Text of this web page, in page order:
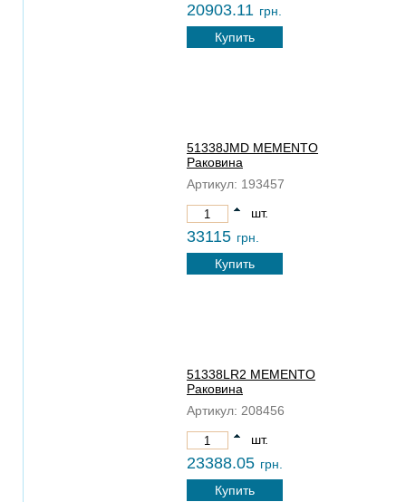
20903.11 грн.
Купить
51338JMD MEMENTO
Раковина
Артикул: 193457
шт.
33115 грн.
Купить
51338LR2 MEMENTO
Раковина
Артикул: 208456
шт.
23388.05 грн.
Купить